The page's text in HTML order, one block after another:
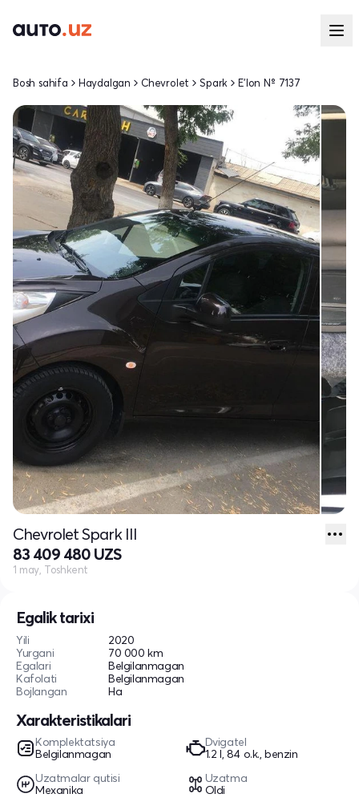
Egalik tarixi
Yili
2020
Yurgani
70 000 km
Egalari
Belgilanmagan
Kafolati
Belgilanmagan
Bojlangan
Ha
Xarakteristikalari
Komplektatsiya
Belgilanmagan
Dvigatel
1.2 l, 84 o.k., benzin
Uzatmalar qutisi
Mexanika
Uzatma
Oldi
Bosh sahifa Haydalgan Chevrolet Spark E'lon № 7137
Chevrolet Spark III
83 409 480 UZS
1 may, Toshkent